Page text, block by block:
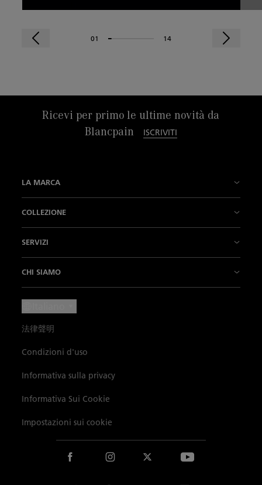
01 14
Ricevi per primo le ultime novità da
Blancpain
ISCRIVITI
LA MARCA
La nostra fabbrica
L’Innovazione è la nostra tradizione
L'Arte di vivere
I Nostri Partner
Blancpain Ocean Commitment
COLLEZIONE
Air Command
Villeret
Ladybird
Métiers d’Art
SERVIZI
Contattateci
Fissare un appuntamento
CHI SIAMO
La Cerchia dei Conoscitori
Dati ambientali
Mappa del sito
法律聲明
Condizioni d'uso
Informativa sulla privacy
Informativa Sui Cookie
Impostazioni sui cookie